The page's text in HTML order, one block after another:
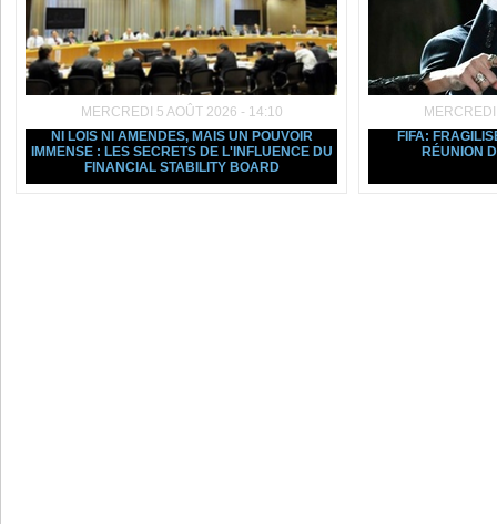
MERCREDI 5 AOÛT 2026 - 14:10
NI LOIS NI AMENDES, MAIS UN POUVOIR
IMMENSE : LES SECRETS DE L'INFLUENCE DU
FINANCIAL STABILITY BOARD
FIFA:
RÉUNION